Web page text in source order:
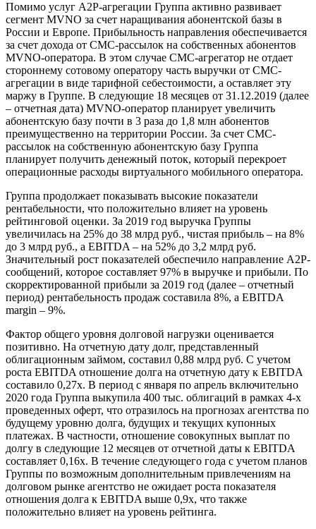
Помимо услуг A2P-агрегации Группа активно развивает
сегмент MVNO за счет наращивания абонентской базы в
России и Европе. Прибыльность направления обеспечивается
за счет дохода от СМС-рассылок на собственных абонентов
MVNO-оператора. В этом случае СМС-агрегатор не отдает
стороннему сотовому оператору часть выручки от СМС-
агрегации в виде тарифной себестоимости, а оставляет эту
маржу в Группе. В следующие 18 месяцев от 31.12.2019 (далее
– отчетная дата) MVNO-оператор планирует увеличить
абонентскую базу почти в 3 раза до 1,8 млн абонентов
преимущественно на территории России. За счет СМС-
рассылок на собственную абонентскую базу Группа
планирует получить денежный поток, который перекроет
операционные расходы виртуального мобильного оператора.
Группа продолжает показывать высокие показатели
рентабельности, что положительно влияет на уровень
рейтинговой оценки. За 2019 год выручка Группы
увеличилась на 25% до 38 млрд руб., чистая прибыль – на 8%
до 3 млрд руб., а EBITDA – на 52% до 3,2 млрд руб.
Значительный рост показателей обеспечило направление A2P-
сообщений, которое составляет 97% в выручке и прибыли. По
скорректированной прибыли за 2019 год (далее – отчетный
период) рентабельность продаж составила 8%, а EBITDA
margin – 9%.
Фактор общего уровня долговой нагрузки оценивается
позитивно. На отчетную дату долг, представленный
облигационным займом, составил 0,88 млрд руб. С учетом
роста EBITDA отношение долга на отчетную дату к EBITDA
составило 0,27х. В период с января по апрель включительно
2020 года Группа выкупила 400 тыс. облигаций в рамках 4-х
проведенных оферт, что отразилось на прогнозах агентства по
будущему уровню долга, будущих и текущих купонных
платежах. В частности, отношение совокупных выплат по
долгу в следующие 12 месяцев от отчетной даты к EBITDA
составляет 0,16х. В течение следующего года с учетом планов
Группы по возможным дополнительным привлечениям на
долговом рынке агентство не ожидает роста показателя
отношения долга к EBITDA выше 0,9х, что также
положительно влияет на уровень рейтинга.